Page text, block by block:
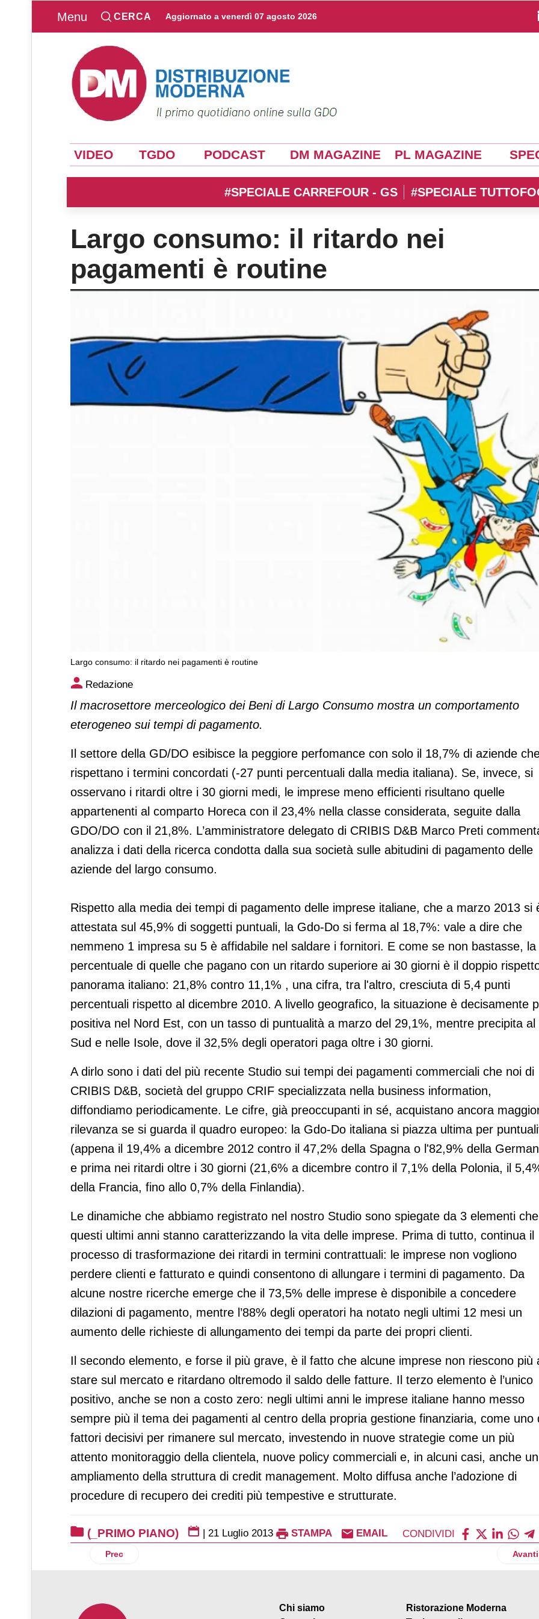
Menu CERCA Aggiornato a venerdì 07 agosto 2026
VIDEO TGDO PODCAST DM MAGAZINE PL MAGAZINE
#SPECIALE CARREFOUR - GS #SPECIALE
Largo consumo: il ritardo nei
pagamenti è routine
Largo consumo: il ritardo nei pagamenti è routine
Largo consumo: il ritardo nei pagamenti è routine
Redazione
Il macrosettore merceologico dei Beni di Largo Consumo mostra un comportamento
eterogeneo sui tempi di pagamento.
Il settore della GD/DO esibisce la peggiore perfomance con solo il 18,7% di aziende
rispettano i termini concordati (-27 punti percentuali dalla media italiana). Se, invece, si
osservano i ritardi oltre i 30 giorni medi, le imprese meno efficienti risultano quelle
appartenenti al comparto Horeca con il 23,4% nella classe considerata, seguite dalla
GDO/DO con il 21,8%. L’amministratore delegato di CRIBIS D&B Marco Preti
analizza i dati della ricerca condotta dalla sua società sulle abitudini di pagamento delle
aziende del largo consumo.
Rispetto alla media dei tempi di pagamento delle imprese italiane, che a marzo 2013 si
attestata sul 45,9% di soggetti puntuali, la Gdo-Do si ferma al 18,7%: vale a dire che
nemmeno 1 impresa su 5 è affidabile nel saldare i fornitori. E come se non bastasse, la
percentuale di quelle che pagano con un ritardo superiore ai 30 giorni è il doppio
panorama italiano: 21,8% contro 11,1% , una cifra, tra l'altro, cresciuta di 5,4 punti
percentuali rispetto al dicembre 2010. A livello geografico, la situazione è decisamente
positiva nel Nord Est, con un tasso di puntualità a marzo del 29,1%, mentre precipita al
Sud e nelle Isole, dove il 32,5% degli operatori paga oltre i 30 giorni.
A dirlo sono i dati del più recente Studio sui tempi dei pagamenti commerciali che noi di
CRIBIS D&B, società del gruppo CRIF specializzata nella business information,
diffondiamo periodicamente. Le cifre, già preoccupanti in sé, acquistano ancora
rilevanza se si guarda il quadro europeo: la Gdo-Do italiana si piazza ultima per
(appena il 19,4% a dicembre 2012 contro il 47,2% della Spagna o l'82,9% della
e prima nei ritardi oltre i 30 giorni (21,6% a dicembre contro il 7,1% della Polonia, il
della Francia, fino allo 0,7% della Finlandia).
Le dinamiche che abbiamo registrato nel nostro Studio sono spiegate da 3 elementi
questi ultimi anni stanno caratterizzando la vita delle imprese. Prima di tutto, continua il
processo di trasformazione dei ritardi in termini contrattuali: le imprese non vogliono
perdere clienti e fatturato e quindi consentono di allungare i termini di pagamento. Da
alcune nostre ricerche emerge che il 73,5% delle imprese è disponibile a concedere
dilazioni di pagamento, mentre l’88% degli operatori ha notato negli ultimi 12 mesi un
aumento delle richieste di allungamento dei tempi da parte dei propri clienti.
Il secondo elemento, e forse il più grave, è il fatto che alcune imprese non riescono più
stare sul mercato e ritardano oltremodo il saldo delle fatture. Il terzo elemento è l’unico
positivo, anche se non a costo zero: negli ultimi anni le imprese italiane hanno messo
sempre più il tema dei pagamenti al centro della propria gestione finanziaria, come uno
fattori decisivi per rimanere sul mercato, investendo in nuove strategie come un più
attento monitoraggio della clientela, nuove policy commerciali e, in alcuni casi, anche un
ampliamento della struttura di credit management. Molto diffusa anche l’adozione di
procedure di recupero dei crediti più tempestive e strutturate.
(_PRIMO PIANO) | 21 Luglio 2013 STAMPA EMAIL CONDIVIDI
Articolo precedente: Quanto è hard fare discount
Prec Avanti
Chi siamo
Ristorazione Moderna